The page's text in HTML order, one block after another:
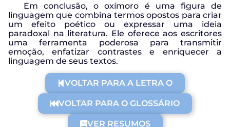
Em conclusão, o oxímoro é uma figura de
linguagem que combina termos opostos para criar
um efeito poético ou expressar uma ideia
paradoxal na literatura. Ele oferece aos escritores
uma ferramenta poderosa para transmitir
emoção, enfatizar contrastes e enriquecer a
linguagem de seus textos.
VOLTAR PARA A LETRA O
VOLTAR PARA O GLOSSÁRIO
VER RESUMOS